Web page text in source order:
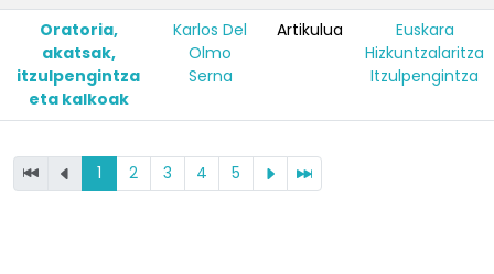
Oratoria,
akatsak,
itzulpengintza
eta kalkoak
Karlos Del
Olmo
Serna
Artikulua
Euskara
Hizkuntzalaritza
Itzulpengintza
1 2 3 4 5